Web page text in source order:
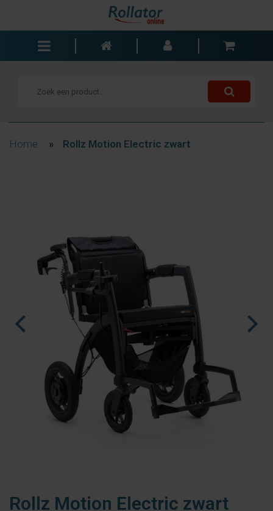
Rolstoelen
Contact
es
Home » Rollz Motion Electric zwart
Rollz Motion Electric zwart